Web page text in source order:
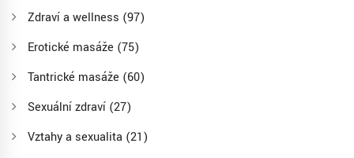
Zdraví a wellness (97)
Erotické masáže (75)
Tantrické masáže (60)
Sexuální zdraví (27)
Vztahy a sexualita (21)